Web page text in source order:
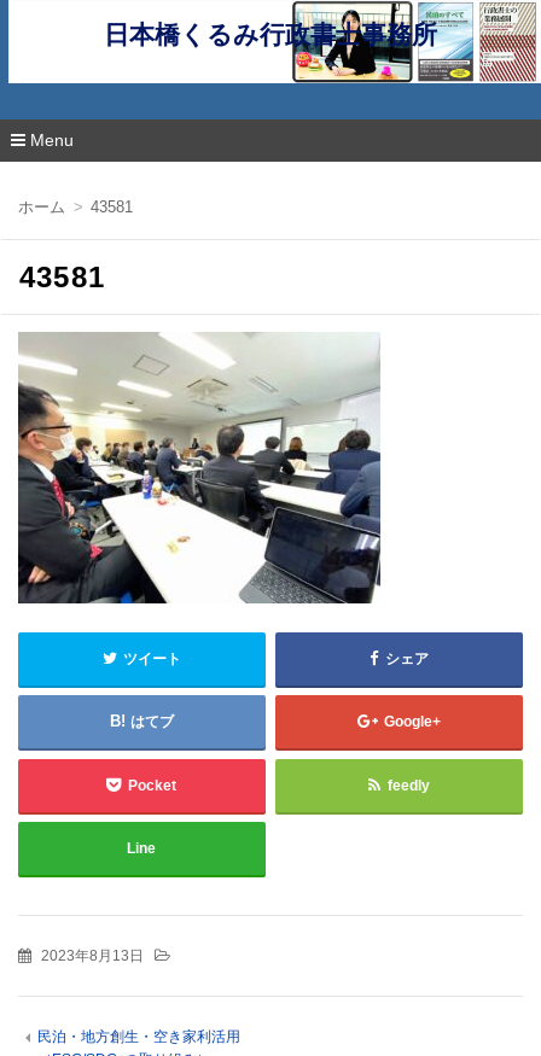
日本橋くるみ行政書士事務所
Menu
ン
ホーム 43581
43581
ツイート シェア
はてブ Google+
Pocket feedly
Line
2023年8月13日
民泊・地方創生・空き家利活用